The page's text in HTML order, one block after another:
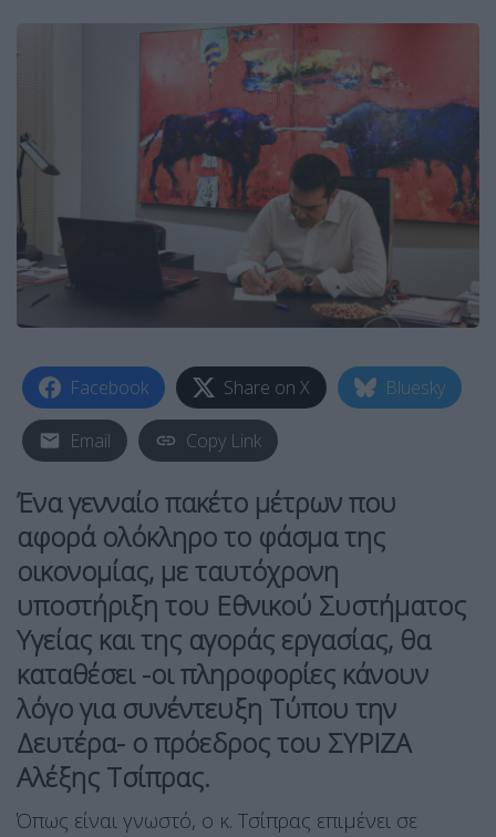
Facebook Share on X Bluesky
Email Copy Link
Ένα γενναίο πακέτο μέτρων που
αφορά ολόκληρο το φάσμα της
οικονομίας, με ταυτόχρονη
υποστήριξη του Εθνικού Συστήματος
Υγείας και της αγοράς εργασίας, θα
καταθέσει -οι πληροφορίες κάνουν
λόγο για συνέντευξη Τύπου την
Δευτέρα- ο πρόεδρος του ΣΥΡΙΖΑ
Αλέξης Τσίπρας.
Όπως είναι γνωστό, ο κ. Τσίπρας επιμένει σε